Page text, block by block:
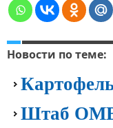
Новости по теме:
Штаб